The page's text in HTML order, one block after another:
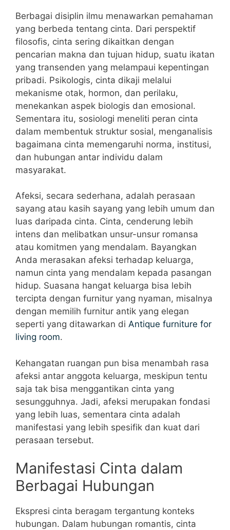
Berbagai disiplin ilmu menawarkan pemahaman
yang berbeda tentang cinta. Dari perspektif
filosofis, cinta sering dikaitkan dengan
pencarian makna dan tujuan hidup, suatu ikatan
yang transenden yang melampaui kepentingan
pribadi. Psikologis, cinta dikaji melalui
mekanisme otak, hormon, dan perilaku,
menekankan aspek biologis dan emosional.
Sementara itu, sosiologi meneliti peran cinta
dalam membentuk struktur sosial, menganalisis
bagaimana cinta memengaruhi norma, institusi,
dan hubungan antar individu dalam
masyarakat.
Afeksi, secara sederhana, adalah perasaan
sayang atau kasih sayang yang lebih umum dan
luas daripada cinta. Cinta, cenderung lebih
intens dan melibatkan unsur-unsur romansa
atau komitmen yang mendalam. Bayangkan
Anda merasakan afeksi terhadap keluarga,
namun cinta yang mendalam kepada pasangan
hidup. Suasana hangat keluarga bisa lebih
tercipta dengan furnitur yang nyaman, misalnya
dengan memilih furnitur antik yang elegan
seperti yang ditawarkan di Antique furniture for
living room.
Kehangatan ruangan pun bisa menambah rasa
afeksi antar anggota keluarga, meskipun tentu
saja tak bisa menggantikan cinta yang
sesungguhnya. Jadi, afeksi merupakan fondasi
yang lebih luas, sementara cinta adalah
manifestasi yang lebih spesifik dan kuat dari
perasaan tersebut.
Manifestasi Cinta dalam
Berbagai Hubungan
Ekspresi cinta beragam tergantung konteks
hubungan. Dalam hubungan romantis, cinta